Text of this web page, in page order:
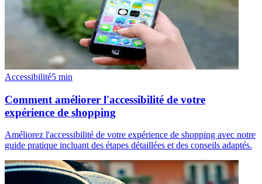
Accessibilité5 min
Comment améliorer l'accessibilité de votre
expérience de shopping
Améliorez l'accessibilité de votre expérience de shopping avec notre
guide pratique incluant des étapes détaillées et des conseils adaptés.